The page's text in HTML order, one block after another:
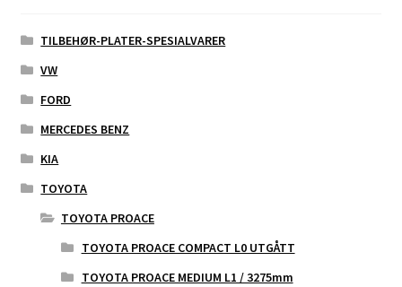
TILBEHØR-PLATER-SPESIALVARER
VW
FORD
MERCEDES BENZ
KIA
TOYOTA
TOYOTA PROACE
TOYOTA PROACE COMPACT L0 UTGÅTT
TOYOTA PROACE MEDIUM L1 / 3275mm